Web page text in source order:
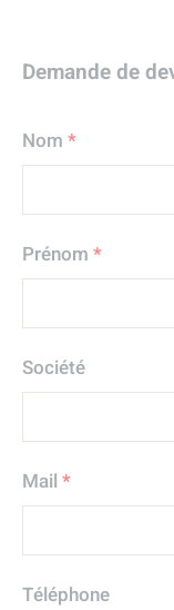
Demande de
Nom *
Prénom *
Société
Mail *
Téléphone